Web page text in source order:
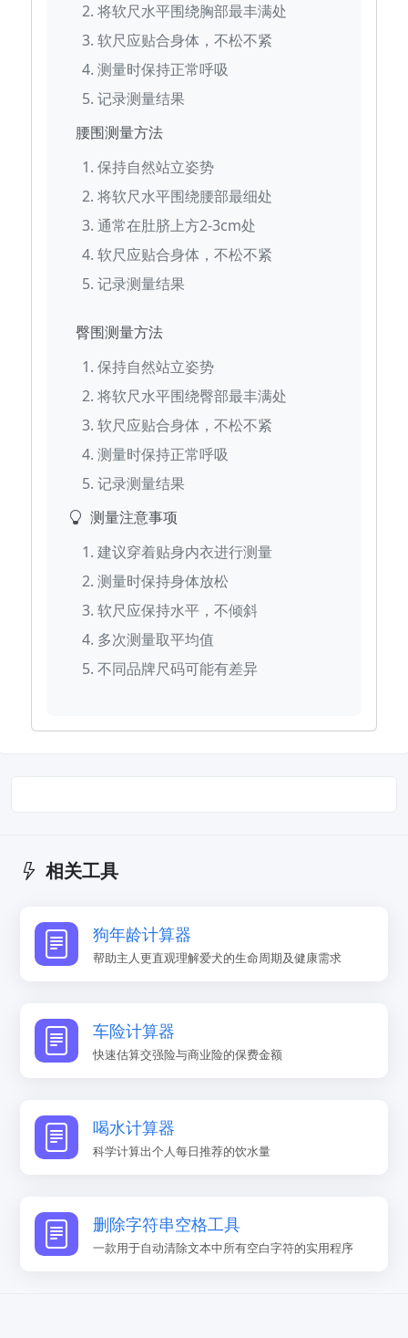
将软尺水平围绕胸部最丰满处
软尺应贴合身体，不松不紧
测量时保持正常呼吸
记录测量结果
腰围测量方法
保持自然站立姿势
将软尺水平围绕腰部最细处
通常在肚脐上方2-3cm处
软尺应贴合身体，不松不紧
记录测量结果
臀围测量方法
保持自然站立姿势
将软尺水平围绕臀部最丰满处
软尺应贴合身体，不松不紧
测量时保持正常呼吸
记录测量结果
测量注意事项
建议穿着贴身内衣进行测量
测量时保持身体放松
软尺应保持水平，不倾斜
多次测量取平均值
不同品牌尺码可能有差异
相关工具
狗年龄计算器
帮助主人更直观理解爱犬的生命周期及健康需求
车险计算器
快速估算交强险与商业险的保费金额
喝水计算器
科学计算出个人每日推荐的饮水量
删除字符串空格工具
一款用于自动清除文本中所有空白字符的实用程序